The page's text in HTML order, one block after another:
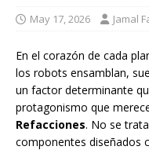
May 17, 2026 Jamal
En el corazón de cada
los robots ensamblan,
un factor determinante
protagonismo que
Refacciones. No se
componentes diseñados